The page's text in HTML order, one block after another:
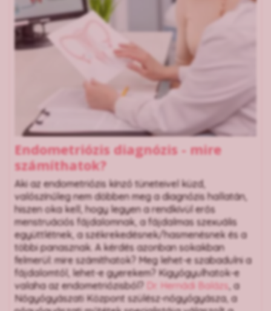
Endometriózis diagnózis - mire
számíthatok?
Aki az endometriózis kínzó tüneteivel küzd,
valószínűleg nem döbben meg a diagnózis hallatán,
hiszen oka kell, hogy legyen a rendkívül erős
menstruációs fájdalomnak, a fájdalmas szexuális
együttlétnek, a székrekedésnek/hasmenésnek és a
többi panasznak. A kérdés azonban sokakban
felmerül: mire számíthatok? Meg lehet-e szabadulni a
fájdalomtól, lehet-e gyerekem? Kigyógyulhatok-e
valaha az endometriózisból?
Dr. Hernádi Balázs, a
Nőgyógyászati Központ szülész-nőgyógyásza, a